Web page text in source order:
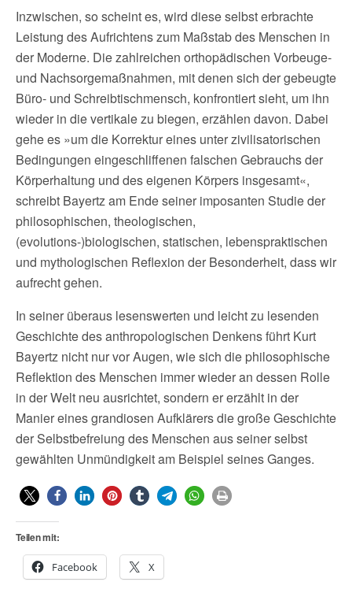
Inzwischen, so scheint es, wird diese selbst erbrachte
Leistung des Aufrichtens zum Maßstab des Menschen in
der Moderne. Die zahlreichen orthopädischen Vorbeuge-
und Nachsorgemaßnahmen, mit denen sich der gebeugte
Büro- und Schreibtischmensch, konfrontiert sieht, um ihn
wieder in die vertikale zu biegen, erzählen davon. Dabei
gehe es »um die Korrektur eines unter zivilisatorischen
Bedingungen eingeschliffenen falschen Gebrauchs der
Körperhaltung und des eigenen Körpers insgesamt«,
schreibt Bayertz am Ende seiner imposanten Studie der
philosophischen, theologischen,
(evolutions-)biologischen, statischen, lebenspraktischen
und mythologischen Reflexion der Besonderheit, dass wir
aufrecht gehen.
In seiner überaus lesenswerten und leicht zu lesenden
Geschichte des anthropologischen Denkens führt Kurt
Bayertz nicht nur vor Augen, wie sich die philosophische
Reflektion des Menschen immer wieder an dessen Rolle
in der Welt neu ausrichtet, sondern er erzählt in der
Manier eines grandiosen Aufklärers die große Geschichte
der Selbstbefreiung des Menschen aus seiner selbst
gewählten Unmündigkeit am Beispiel seines Ganges.
Teilen mit:
Facebook X